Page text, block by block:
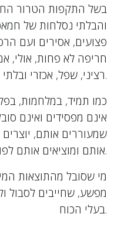
בשל התקפות הטרור
והבלתי נסלחות של
פצועים, אסירים ועם
חריפה לא פחות, אולי,
רציני, שפל, אכזרי ובלתי נסלח מצד ישראל.
כמו תמיד, במלחמות,
אינם מפסידים ואינם
שמעוררים אותם,
אותם ומוציאים אותם לפועל.
מי שסובל מהתוצאות
מפשע, שחייבים לסבול
בעלי הכוח.